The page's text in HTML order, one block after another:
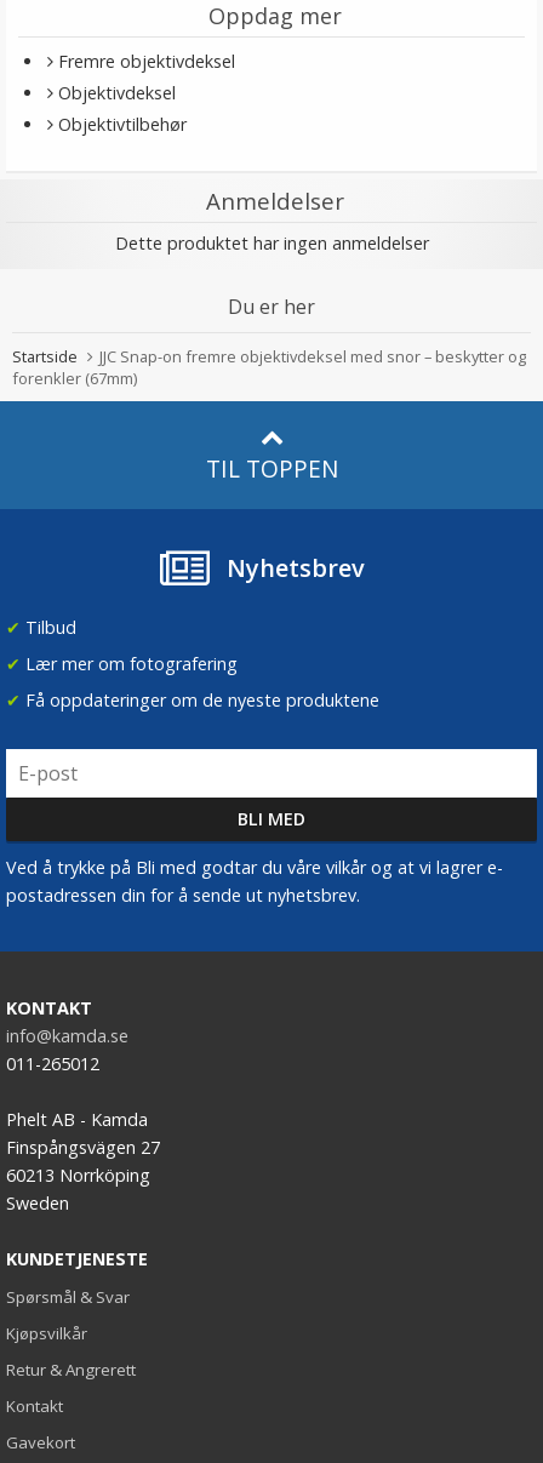
Oppdag mer
Fremre objektivdeksel
Objektivdeksel
Objektivtilbehør
Anmeldelser
Dette produktet har ingen anmeldelser
Du er her
Startside
JJC Snap-on fremre objektivdeksel med snor – beskytter og
forenkler (67mm)
TIL TOPPEN
Nyhetsbrev
✔ Tilbud
✔ Lær mer om fotografering
✔ Få oppdateringer om de nyeste produktene
Ved å trykke på Bli med godtar du våre vilkår og at vi lagrer e-
postadressen din for å sende ut nyhetsbrev.
KONTAKT
info@kamda.se
011-265012
Phelt AB - Kamda
Finspångsvägen 27
60213 Norrköping
Sweden
KUNDETJENESTE
Spørsmål & Svar
Kjøpsvilkår
Retur & Angrerett
Kontakt
Gavekort